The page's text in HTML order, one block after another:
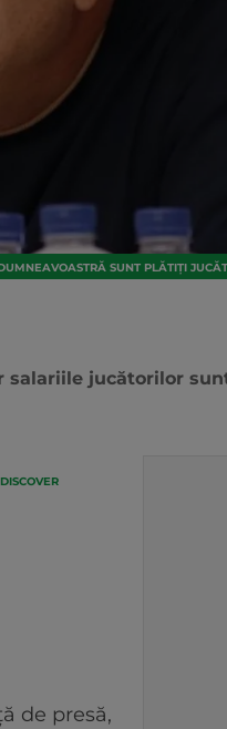
SUNT PLĂTIȚI
salariile jucătorilor
de presă,